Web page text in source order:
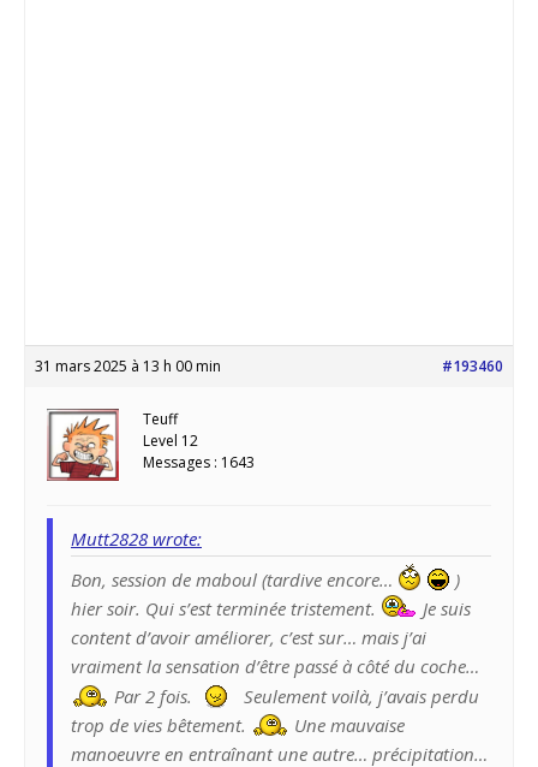
31 mars 2025 à 13 h 00 min #193460
Teuff
Level 12
Messages : 1643
Mutt2828 wrote:
Bon, session de maboul (tardive encore…
)
hier soir. Qui s’est terminée tristement.
Je suis
content d’avoir améliorer, c’est sur… mais j’ai
vraiment la sensation d’être passé à côté du coche…
Par 2 fois.
Seulement voilà, j’avais perdu
trop de vies bêtement.
Une mauvaise
manoeuvre en entraînant une autre… précipitation…